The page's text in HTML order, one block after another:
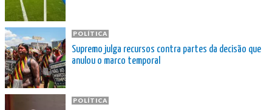
POLÍTICA
Supremo julga recursos contra partes da decisão que
anulou o marco temporal
POLÍTICA